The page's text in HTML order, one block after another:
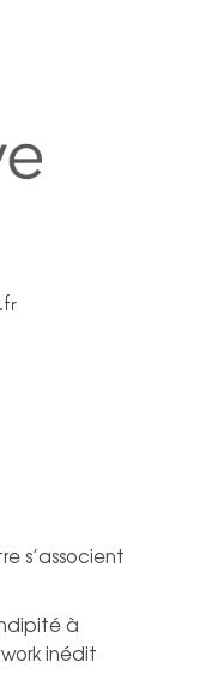
s’associent
à
inédit